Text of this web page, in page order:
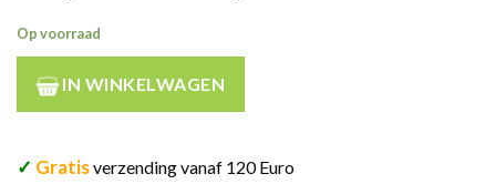
Op voorraad
IN WINKELWAGEN
✓ Gratisverzending vanaf 120 Euro